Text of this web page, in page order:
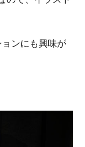
ンにも興味が